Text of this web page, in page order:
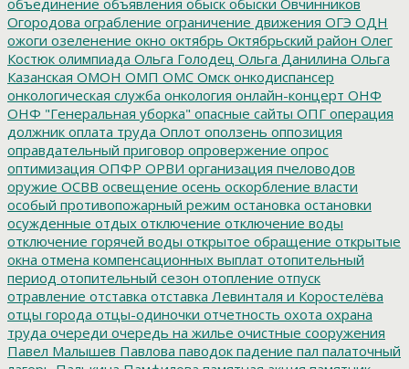
Огородова ограбление ограничение движения ОГЭ ОДН
ожоги озеленение окно октябрь Октябрьский район Олег
Костюк олимпиада Ольга Голодец Ольга Данилина Ольга
Казанская ОМОН ОМП ОМС Омск онкодиспансер
онкологическая служба онкология онлайн-концерт ОНФ
ОНФ "Генеральная уборка" опасные сайты ОПГ операция
должник оплата труда Оплот оползень оппозиция
оправдательный приговор опровержение опрос
оптимизация ОПФР ОРВИ организация пчеловодов
оружие ОСВВ освещение осень оскорбление власти
особый противопожарный режим остановка остановки
осужденные отдых отключение отключение воды
отключение горячей воды открытое обращение открытые
окна отмена компенсационных выплат отопительный
период отопительный сезон отопление отпуск
отравление отставка отставка Левинталя и Коростелёва
отцы города отцы-одиночки отчетность охота охрана
труда очереди очередь на жилье очистные сооружения
Павел Малышев Павлова паводок падение пал палаточный